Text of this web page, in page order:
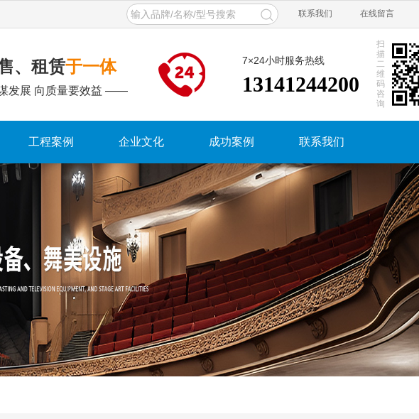
联系我们 在线留言
、租赁于一体
发展 向质量要效益 ——
扫
描
二
维
码
咨
询
7×24小时服务热线
13141244200
工程案例 企业文化 成功案例 联系我们